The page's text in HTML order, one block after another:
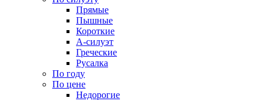
Прямые
Пышные
Короткие
А-силуэт
Греческие
Русалка
По году
По цене
Недорогие